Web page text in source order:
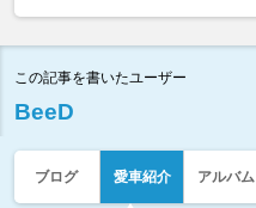
この記事を書いたユーザー
BeeD
ブログ 愛車紹介 アルバム